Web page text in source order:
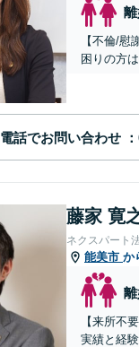
【不倫/
困りの方
電話でお問い合わせ
藤家 寛
ネクスパート
能美市 か
【来所不
実績と経